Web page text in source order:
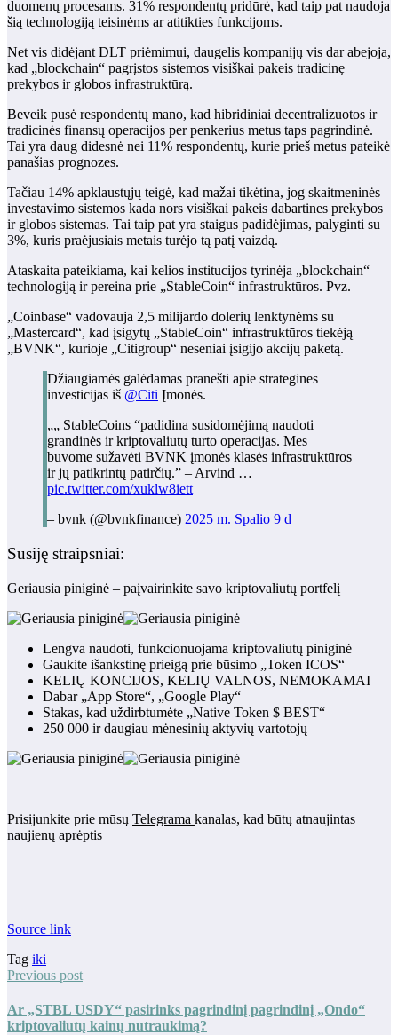
duomenų procesams. 31% respondentų pridūrė, kad taip pat naudoja
šią technologiją teisinėms ar atitikties funkcijoms.
Net vis didėjant DLT priėmimui, daugelis kompanijų vis dar abejoja,
kad „blockchain“ pagrįstos sistemos visiškai pakeis tradicinę
prekybos ir globos infrastruktūrą.
Beveik pusė respondentų mano, kad hibridiniai decentralizuotos ir
tradicinės finansų operacijos per penkerius metus taps pagrindinė.
Tai yra daug didesnė nei 11% respondentų, kurie prieš metus pateikė
panašias prognozes.
Tačiau 14% apklaustųjų teigė, kad mažai tikėtina, jog skaitmeninės
investavimo sistemos kada nors visiškai pakeis dabartines prekybos
ir globos sistemas. Tai taip pat yra staigus padidėjimas, palyginti su
3%, kuris praėjusiais metais turėjo tą patį vaizdą.
Ataskaita pateikiama, kai kelios institucijos tyrinėja „blockchain“
technologiją ir pereina prie „StableCoin“ infrastruktūros. Pvz.
„Coinbase“ vadovauja 2,5 milijardo dolerių lenktynėms su
„Mastercard“, kad įsigytų „StableCoin“ infrastruktūros tiekėją
„BVNK“, kurioje „Citigroup“ neseniai įsigijo akcijų paketą.
Džiaugiamės galėdamas pranešti apie strategines
investicijas iš @Citi Įmonės.
„„ StableCoins “padidina susidomėjimą naudoti
grandinės ir kriptovaliutų turto operacijas. Mes
buvome sužavėti BVNK įmonės klasės infrastruktūros
ir jų patikrintų patirčių.” – Arvind …
pic.twitter.com/xuklw8iett
– bvnk (@bvnkfinance) 2025 m. Spalio 9 d
Susiję straipsniai:
Geriausia piniginė – paįvairinkite savo kriptovaliutų portfelį
Lengva naudoti, funkcionuojama kriptovaliutų piniginė
Gaukite išankstinę prieigą prie būsimo „Token ICOS“
KELIŲ KONCIJOS, KELIŲ VALNOS, NEMOKAMAI
Dabar „App Store“, „Google Play“
Stakas, kad uždirbtumėte „Native Token $ BEST“
250 000 ir daugiau mėnesinių aktyvių vartotojų
Prisijunkite prie mūsų Telegrama kanalas, kad būtų atnaujintas
naujienų aprėptis
Source link
Tag iki
Previous post
Ar „STBL USDY“ pasirinks pagrindinį pagrindinį „Ondo“
kriptovaliutų kainų nutraukimą?